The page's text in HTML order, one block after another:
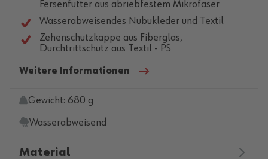
Fersenfutter aus abriebfestem Mikrofaser
Wasserabweisendes Nubukleder und Textil
Zehenschutzkappe aus Fiberglas,
Durchtrittschutz aus Textil - PS
Weitere Informationen
Gewicht: 680 g
Wasserabweisend
Material